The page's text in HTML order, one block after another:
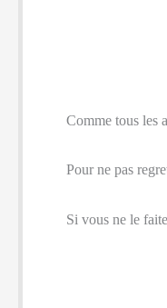
Comme tous les
Pour ne pas
Si vous ne le